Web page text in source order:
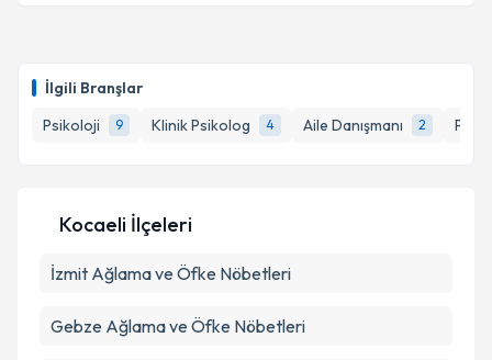
İlgili Branşlar
Psikoloji
9 Klinik Psikolog 4 Aile Danışmanı 2
takvim hazırlandığında e-posta ile bilgilendireceğiz.
E-posta Adresiniz
Metni'ni okudum ve kişisel verilerimin belirtilen
Kocaeli İlçeleri
İzmit Ağlama ve Öfke Nöbetleri
Gebze Ağlama ve Öfke Nöbetleri